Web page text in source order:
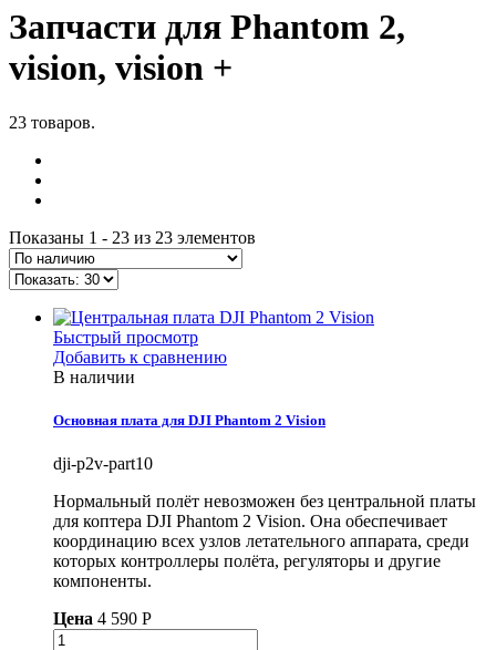
Запчасти для Phantom 2,
vision, vision +
23 товаров.
Показаны 1 - 23 из 23 элементов
Быстрый просмотр
Добавить к сравнению
В наличии
Основная плата для DJI Phantom 2 Vision
dji-p2v-part10
Нормальный полёт невозможен без центральной платы
для коптера DJI Phantom 2 Vision. Она обеспечивает
координацию всех узлов летательного аппарата, среди
которых контроллеры полёта, регуляторы и другие
компоненты.
Цена 4 590 P